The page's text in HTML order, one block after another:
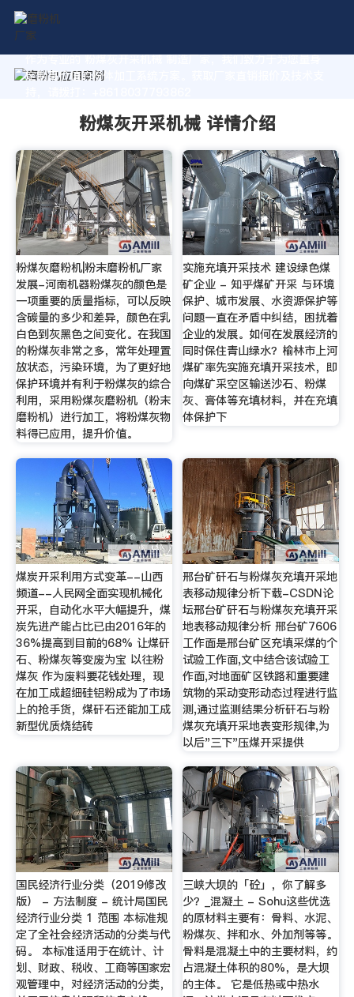
作为专业的 粉煤灰开采机械 制造厂家，我们致力于为您量身
定制高价值的粉体加工系统方案。获取厂家直销报价及技术支
粉煤灰开采机械 详情介绍
粉煤灰磨粉机|粉末磨粉机厂家
发展-河南机器粉煤灰的颜色是
一项重要的质量指标，可以反映
含碳量的多少和差异，颜色在乳
白色到灰黑色之间变化。在我国
的粉煤灰非常之多，常年处理置
放状态，污染环境，为了更好地
保护环境并有利于粉煤灰的综合
利用，采用粉煤灰磨粉机（粉末
磨粉机）进行加工，将粉煤灰物
料得已应用，提升价值。
实施充填开采技术 建设绿色煤
矿企业 - 知乎煤矿开采 与环境
保护、城市发展、水资源保护等
问题一直在矛盾中纠结，困扰着
企业的发展。如何在发展经济的
同时保住青山绿水？榆林市上河
煤矿率先实施充填开采技术，即
向煤矿采空区输送沙石、粉煤
灰、膏体等充填材料，并在充填
体保护下
煤炭开采利用方式变革--山西
频道--人民网全面实现机械化
开采，自动化水平大幅提升，煤
炭先进产能占比已由2016年的
36%提高到目前的68% 让煤矸
石、粉煤灰等变废为宝 以往粉
煤灰 作为废料要花钱处理，现
在加工成超细硅铝粉成为了市场
上的抢手货，煤矸石还能加工成
新型优质烧结砖
邢台矿矸石与粉煤灰充填开采地
表移动规律分析下载-CSDN论
坛邢台矿矸石与粉煤灰充填开采
地表移动规律分析 邢台矿7606
工作面是邢台矿区充填采煤的个
试验工作面,文中结合该试验工
作面,对地面矿区铁路和重要建
筑物的采动变形动态过程进行监
测,通过监测结果分析矸石与粉
煤灰充填开采地表变形规律,为
以后"三下"压煤开采提供
国民经济行业分类（2019修改
版） - 方法制度 - 统计局国民
经济行业分类 1 范围 本标准规
定了全社会经济活动的分类与代
码。 本标准适用于在统计、计
划、财政、税收、工商等国家宏
观管理中，对经济活动的分类，
三峡大坝的「砼」，你了解多
少？_混凝土 - Sohu这些优选
的原材料主要有：骨料、水泥、
粉煤灰、拌和水、外加剂等等。
骨料是混凝土中的主要材料，约
占混凝土体积的80%，是大坝
的主体。 它是低热或中热水